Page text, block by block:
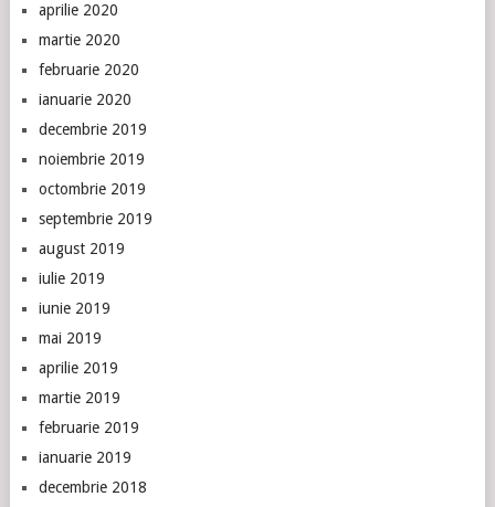
aprilie 2020
martie 2020
februarie 2020
ianuarie 2020
decembrie 2019
noiembrie 2019
octombrie 2019
septembrie 2019
august 2019
iulie 2019
iunie 2019
mai 2019
aprilie 2019
martie 2019
februarie 2019
ianuarie 2019
decembrie 2018